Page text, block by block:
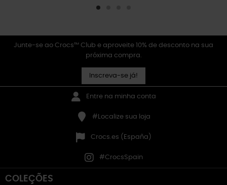
Junte-se ao Crocs™ Club e aproveite 10% de desconto na sua
próxima compra.
Inscreva-se já!
Entre na minha conta
#Localize sua loja
Crocs.es (España)
#CrocsSpain
COLEÇÕES